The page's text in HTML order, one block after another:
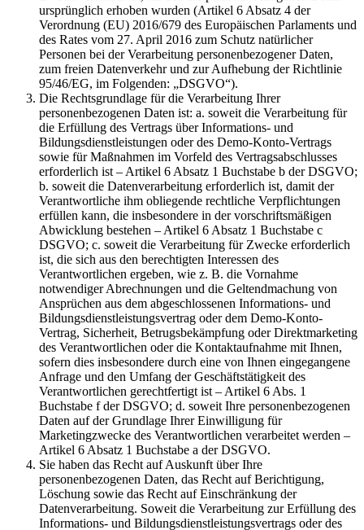
ursprünglich erhoben wurden (Artikel 6 Absatz 4 der
Verordnung (EU) 2016/679 des Europäischen Parlaments und
des Rates vom 27. April 2016 zum Schutz natürlicher
Personen bei der Verarbeitung personenbezogener Daten,
zum freien Datenverkehr und zur Aufhebung der Richtlinie
95/46/EG, im Folgenden: „DSGVO“).
Die Rechtsgrundlage für die Verarbeitung Ihrer
personenbezogenen Daten ist: a. soweit die Verarbeitung für
die Erfüllung des Vertrags über Informations- und
Bildungsdienstleistungen oder des Demo-Konto-Vertrags
sowie für Maßnahmen im Vorfeld des Vertragsabschlusses
erforderlich ist – Artikel 6 Absatz 1 Buchstabe b der DSGVO;
b. soweit die Datenverarbeitung erforderlich ist, damit der
Verantwortliche ihm obliegende rechtliche Verpflichtungen
erfüllen kann, die insbesondere in der vorschriftsmäßigen
Abwicklung bestehen – Artikel 6 Absatz 1 Buchstabe c
DSGVO; c. soweit die Verarbeitung für Zwecke erforderlich
ist, die sich aus den berechtigten Interessen des
Verantwortlichen ergeben, wie z. B. die Vornahme
notwendiger Abrechnungen und die Geltendmachung von
Ansprüchen aus dem abgeschlossenen Informations- und
Bildungsdienstleistungsvertrag oder dem Demo-Konto-
Vertrag, Sicherheit, Betrugsbekämpfung oder Direktmarketing
des Verantwortlichen oder die Kontaktaufnahme mit Ihnen,
sofern dies insbesondere durch eine von Ihnen eingegangene
Anfrage und den Umfang der Geschäftstätigkeit des
Verantwortlichen gerechtfertigt ist – Artikel 6 Abs. 1
Buchstabe f der DSGVO; d. soweit Ihre personenbezogenen
Daten auf der Grundlage Ihrer Einwilligung für
Marketingzwecke des Verantwortlichen verarbeitet werden –
Artikel 6 Absatz 1 Buchstabe a der DSGVO.
Sie haben das Recht auf Auskunft über Ihre
personenbezogenen Daten, das Recht auf Berichtigung,
Löschung sowie das Recht auf Einschränkung der
Datenverarbeitung. Soweit die Verarbeitung zur Erfüllung des
Informations- und Bildungsdienstleistungsvertrags oder des